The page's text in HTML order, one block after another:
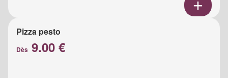
Pizza pesto
Dès 9.00 €